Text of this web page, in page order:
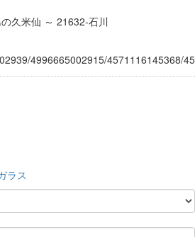
久米仙 ～ 21632-石川
4996665002915/4571116145368/
ラス